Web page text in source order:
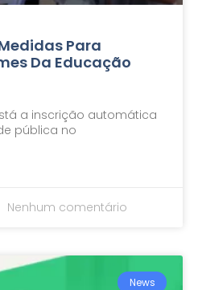
Para
Da Educação
a inscrição automática
pública no
Nenhum comentário
News